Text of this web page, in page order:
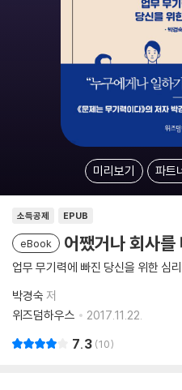
미리보기 파트
소득공제 EPUB
eBook 어쨌거나 회사를
업무 무기력에 빠진 당신을 위한 심
박경숙 저
위즈덤하우스
2017.11.22.
7.3 10